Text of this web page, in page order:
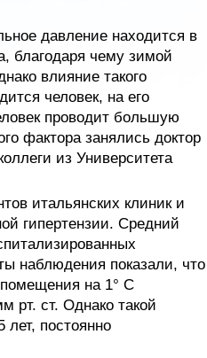
давление находится в
благодаря чему зимой
влияние такого
человек, на его
проводит большую
фактора занялись доктор
из Университета
итальянских клиник и
гипертензии. Средний
наблюдения показали, что
на 1° C
рт. ст. Однако такой
постоянно